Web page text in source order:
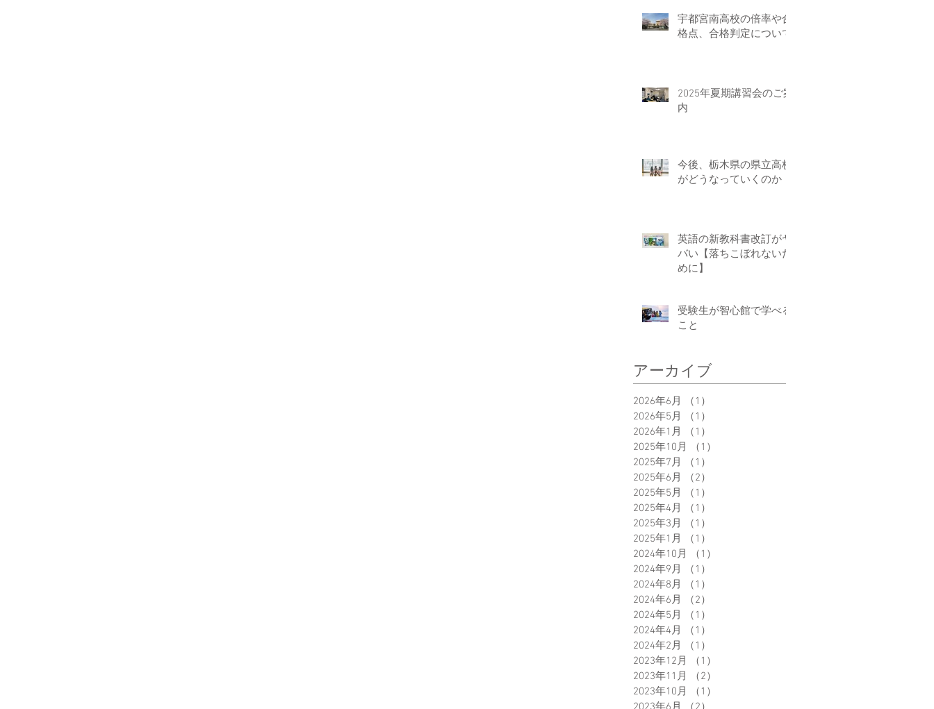
宇都宮南高校の倍率や合
格点、合格判定について
2025年夏期講習会のご案
内
今後、栃木県の県立高校
がどうなっていくのか
英語の新教科書改訂がヤ
バい【落ちこぼれないた
めに】
受験生が智心館で学べる
こと
アーカイブ
2026年6月 （1）
2026年5月
（1）
2026年1月
（1）
2025年10月
（1）
2025年7月
（1）
2025年6月
（2）
2025年5月
（1）
2025年4月
（1）
2025年3月
（1）
2025年1月
（1）
2024年10月
（1）
2024年9月
（1）
2024年8月
（1）
2024年6月
（2）
2024年5月
（1）
2024年4月
（1）
2024年2月
（1）
2023年12月
（1）
2023年11月
（2）
2023年10月
（1）